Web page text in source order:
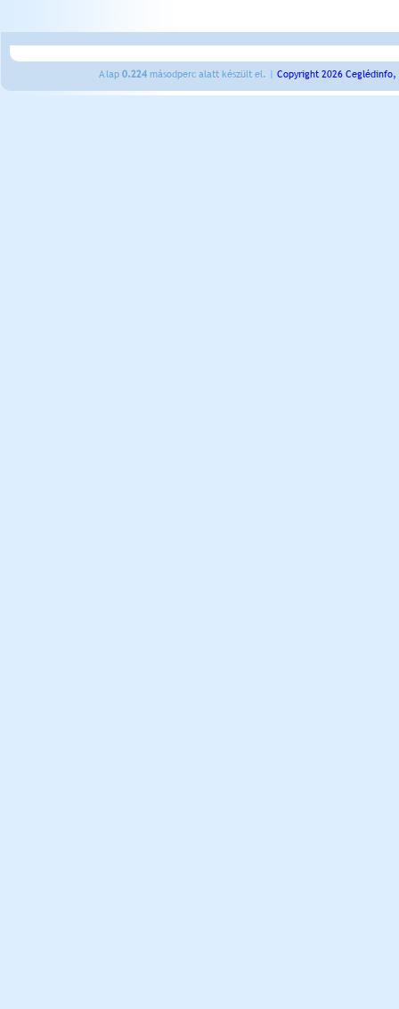
A lap 0.224 másodperc alatt készült el. | Copyright 2026